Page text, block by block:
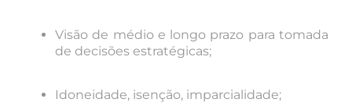
Visão de médio e longo prazo para tomada
de decisões estratégicas;
Idoneidade, isenção, imparcialidade;